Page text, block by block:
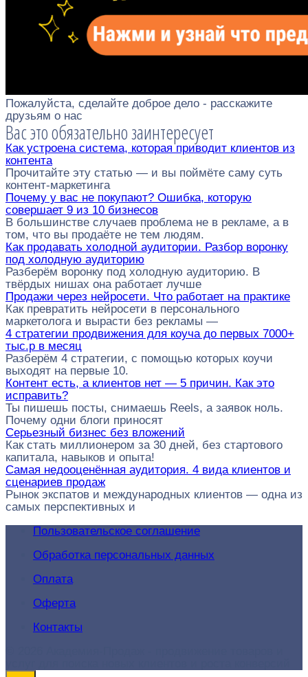
Пожалуйста, сделайте доброе дело - расскажите
друзьям о нас
Вас это обязательно заинтересует
Как устроена система, которая приводит клиентов из
контента
Прочитайте эту статью — и вы поймёте саму суть
контент-маркетинга
Почему у вас не покупают? Ошибка, которую
совершает 9 из 10 бизнесов
В большинстве случаев проблема не в рекламе, а в
том, что вы продаёте не тем людям.
Как продавать холодной аудитории. Разбор воронку
под холодную аудиторию
Разберём воронку под холодную аудиторию. В
твёрдых нишах она работает лучше
Продажи через нейросети. Что работает на практике
Как превратить нейросети в персонального
маркетолога и вырасти без рекламы —
4 стратегии продвижения для коуча до первых 7000+
тыс.р в месяц
Разберём 4 стратегии, с помощью которых коучи
выходят на первые 10.
Контент есть, а клиентов нет — 5 причин. Как это
исправить?
Ты пишешь посты, снимаешь Reels, а заявок ноль.
Почему одни блоги приносят
Серьезный бизнес без вложений
Как стать миллионером за 30 дней, без стартового
капитала, навыков и опыта!
Самая недооценённая аудитория. 4 вида клиентов и
сценариев продаж
Рынок экспатов и международных клиентов — одна из
самых перспективных и
Пользовательское соглашение
Обработка персональных данных
Оплата
Оферта
Контакты